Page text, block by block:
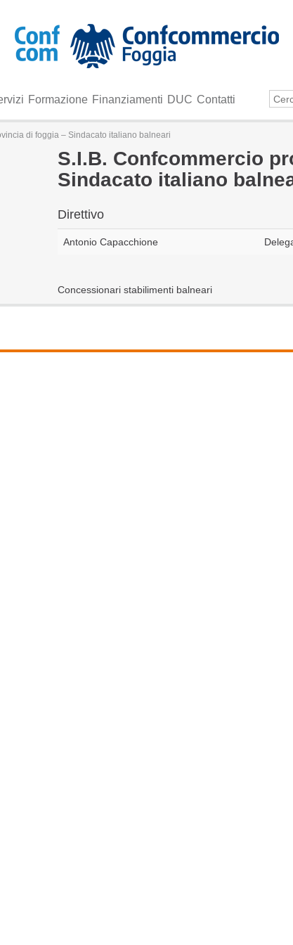
Formazione Finanziamenti DUC Contatti
di foggia – Sindacato italiano balneari
S.I.B. Confcommercio
Sindacato italiano
Direttivo
Antonio Capacchione
Concessionari stabilimenti balneari